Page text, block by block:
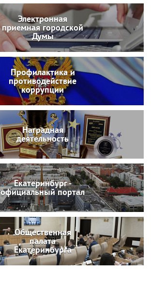
Электронная
приемная городской
Думы
Профилактика и
противодействие
коррупции
Наградная
деятельность
Екатеринбург -
официальный портал
Общественная
палата
Екатеринбурга